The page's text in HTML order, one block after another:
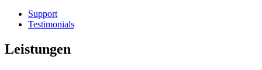
Support
Testimonials
Leistungen